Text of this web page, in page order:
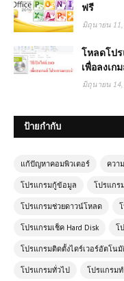
ฟรี
มิถุนายน 11,
โหลดโปร
เพื่อลงเก
มิถุนายน 14,
ป้ายกำกับ
แก้ปัญหาคอมพิวเตอร์ ควา
โปรแกรมกู้ข้อมูล โปรแกร
โปรแกรมช่วยดาวน์โหลด
โปรแกรมเช็ค Hard Disk โ
โปรแกรมติดตั้งไดร์เวอร์อัตโน
โปรแกรมทั่วไป โปรแกรม